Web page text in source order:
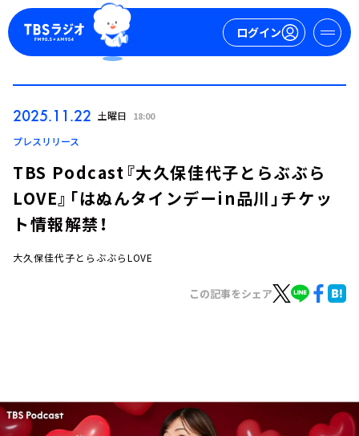
ログイン
YouTube
会社情報
2025.11.22 土曜日 18:00
プレスリリース
TBS Podcast『大久保佳代子とらぶぶら
LOVE』「はぬんタインデーin品川」チケッ
ト情報解禁！
大久保佳代子とらぶぶらLOVE
この記事をシェア